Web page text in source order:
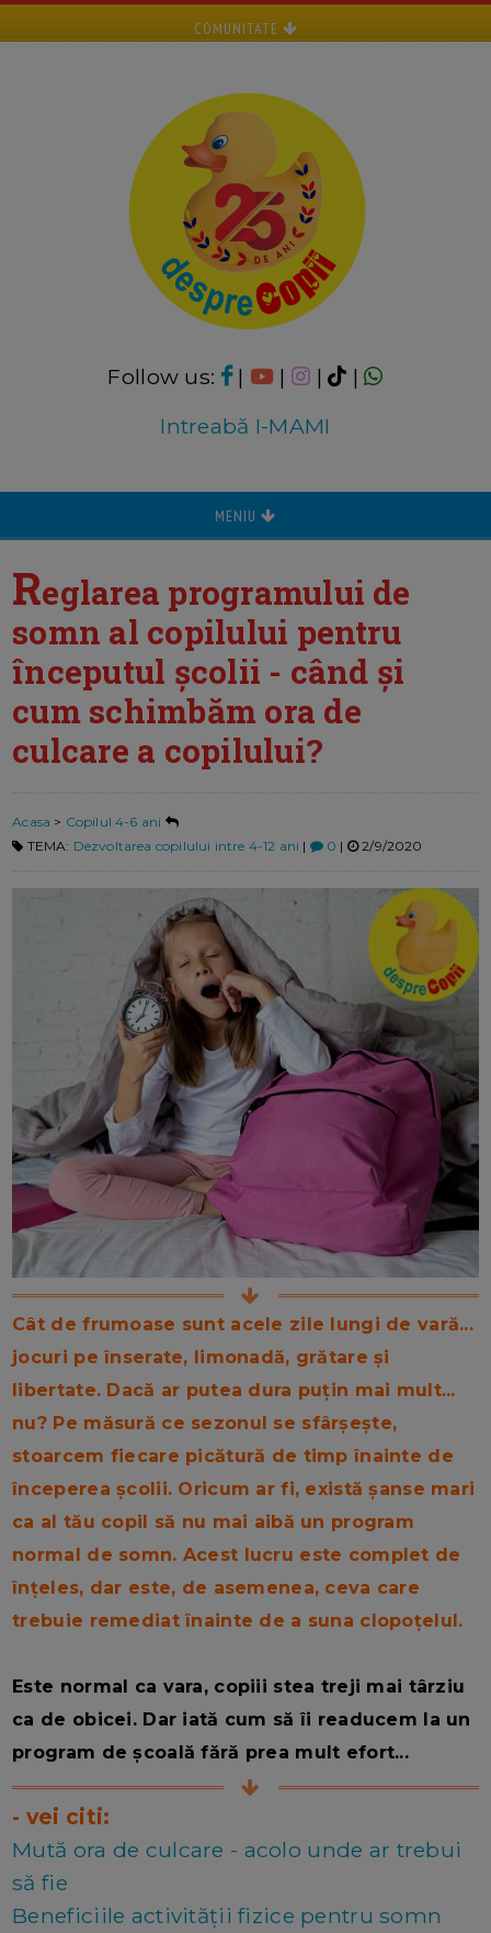
COMUNITATE
Follow us: | | |
|
Intreabă I-MAMI
MENIU
Reglarea programului de
somn al copilului pentru
începutul școlii - când și
cum schimbăm ora de
culcare a copilului?
Acasa > Copilul 4-6 ani
TEMA: Dezvoltarea copilului intre 4-12 ani | 0 | 2/9/2020
Cât de frumoase sunt acele zile lungi de vară...
jocuri pe înserate, limonadă, grătare și
libertate. Dacă ar putea dura puțin mai mult...
nu? Pe măsură ce sezonul se sfârșește,
stoarcem fiecare picătură de timp înainte de
începerea școlii. Oricum ar fi, există șanse mari
ca al tău copil să nu mai aibă un program
normal de somn. Acest lucru este complet de
înțeles, dar este, de asemenea, ceva care
trebuie remediat înainte de a suna clopoțelul.
Este normal ca vara, copiii stea treji mai târziu
ca de obicei. Dar iată cum să îi readucem la un
program de școală fără prea mult efort...
- vei citi:
Mută ora de culcare - acolo unde ar trebui
să fie
Beneficiile activității fizice pentru somn